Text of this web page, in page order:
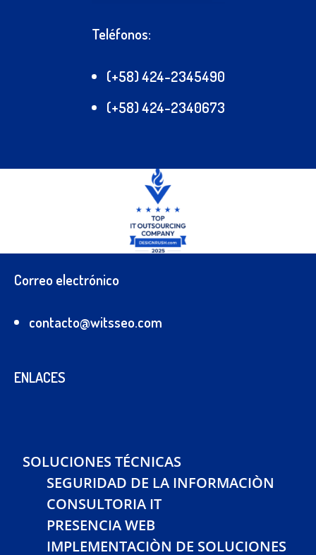
Teléfonos:
(+58) 424-2345490
(+58) 424-2340673
Correo electrónico
contacto@witsseo.com
ENLACES
SOLUCIONES TÉCNICAS
SEGURIDAD DE LA INFORMACIÒN
CONSULTORIA IT
PRESENCIA WEB
IMPLEMENTACIÒN DE SOLUCIONES